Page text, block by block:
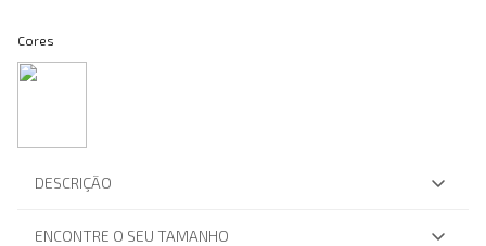
Cores
DESCRIÇÃO
ENCONTRE O SEU TAMANHO